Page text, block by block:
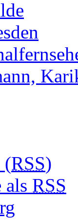
(RSS)
als RSS